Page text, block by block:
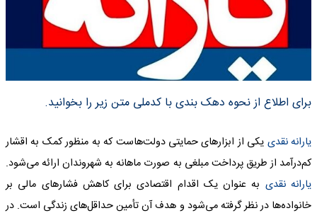
برای اطلاع از نحوه دهک بندی با کدملی متن زیر را بخوانید.
یارانه نقدی یکی از ابزارهای حمایتی دولت‌هاست که به منظور کمک به اقشار
کم‌درآمد از طریق پرداخت مبلغی به صورت ماهانه به شهروندان ارائه می‌شود.
یارانه نقدی به عنوان یک اقدام اقتصادی برای کاهش فشارهای مالی بر
خانواده‌ها در نظر گرفته می‌شود و هدف آن تأمین حداقل‌های زندگی است. در